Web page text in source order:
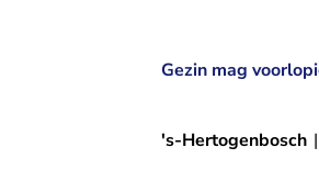
Gezin mag
's-Hertogenbosch |